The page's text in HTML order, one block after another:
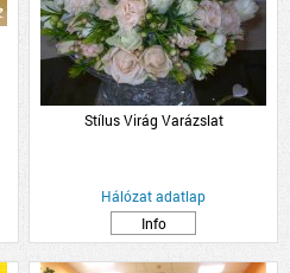
Stílus Virág Varázslat
Hálózat adatlap
Info